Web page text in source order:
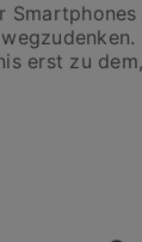
erst zu
Shopping,